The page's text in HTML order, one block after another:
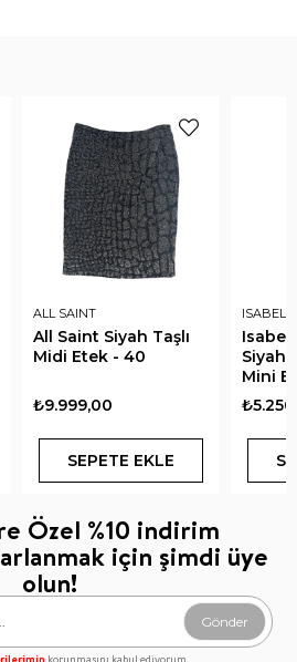
ALL SAINT
All Saint Siyah Taşlı
Midi Etek - 40
₺9.999,00
SEPETE EKLE
ISABEL
Isabel
Siyah
Mini
Özel %10 indirim
için şimdi üye
olun!
Gönder
korunmasını kabul ediyorum.